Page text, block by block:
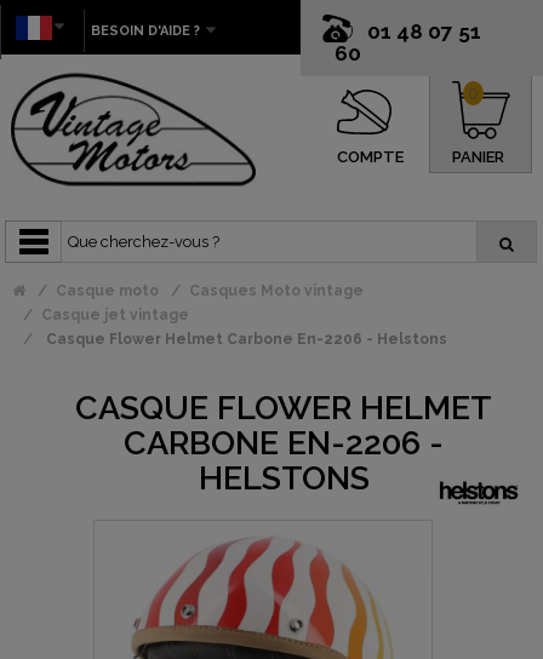
01 48 07 51
60
BESOIN D'AIDE ?
COMPTE PANIER
0
Casque moto
Casques Moto vintage
Casque jet vintage
Casque Flower Helmet Carbone En-2206 - Helstons
CASQUE FLOWER HELMET
CARBONE EN-2206 -
HELSTONS